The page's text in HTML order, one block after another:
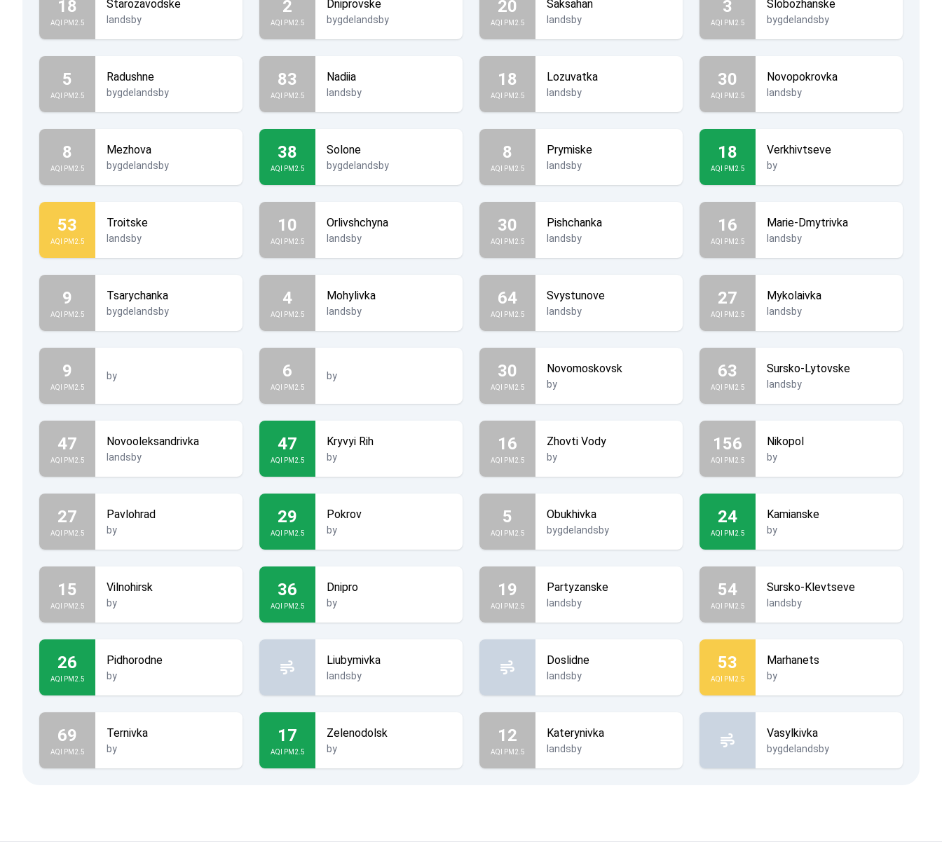
18
AQI PM2.5
Starozavodske
landsby
2
AQI PM2.5
Dniprovske
bygdelandsby
20
AQI PM2.5
Saksahan
landsby
3
AQI PM2.5
Slobozhanske
bygdelandsby
5
AQI PM2.5
Radushne
bygdelandsby
83
AQI PM2.5
Nadiia
landsby
18
AQI PM2.5
Lozuvatka
landsby
30
AQI PM2.5
Novopokrovka
landsby
8
AQI PM2.5
Mezhova
bygdelandsby
38
AQI PM2.5
Solone
bygdelandsby
8
AQI PM2.5
Prymiske
landsby
18
AQI PM2.5
Verkhivtseve
by
53
AQI PM2.5
Troitske
landsby
10
AQI PM2.5
Orlivshchyna
landsby
30
AQI PM2.5
Pishchanka
landsby
16
AQI PM2.5
Marie-Dmytrivka
landsby
9
AQI PM2.5
Tsarychanka
bygdelandsby
4
AQI PM2.5
Mohylivka
landsby
64
AQI PM2.5
Svystunove
landsby
27
AQI PM2.5
Mykolaivka
landsby
9
AQI PM2.5
by 6
AQI PM2.5
by 30
AQI PM2.5
Novomoskovsk
by
63
AQI PM2.5
Sursko-Lytovske
landsby
47
AQI PM2.5
Novooleksandrivka
landsby
47
AQI PM2.5
Kryvyi Rih
by
16
AQI PM2.5
Zhovti Vody
by
156
AQI PM2.5
Nikopol
by
27
AQI PM2.5
Pavlohrad
by
29
AQI PM2.5
Pokrov
by
5
AQI PM2.5
Obukhivka
bygdelandsby
24
AQI PM2.5
Kamianske
by
15
AQI PM2.5
Vilnohirsk
by
36
AQI PM2.5
Dnipro
by
19
AQI PM2.5
Partyzanske
landsby
54
AQI PM2.5
Sursko-Klevtseve
landsby
26
AQI PM2.5
Pidhorodne
by
Liubymivka
landsby
Doslidne
landsby
53
AQI PM2.5
Marhanets
by
69
AQI PM2.5
Ternivka
by
17
AQI PM2.5
Zelenodolsk
by
12
AQI PM2.5
Katerynivka
landsby
Vasylkivka
bygdelandsby